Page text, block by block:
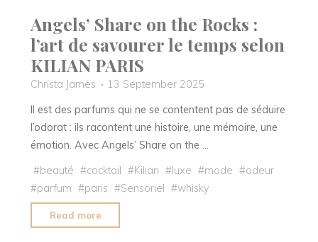
Angels’ Share on the Rocks :
l’art de savourer le temps selon
KILIAN PARIS
Christa James
13 September 2025
Il est des parfums qui ne se contentent pas de séduire
l’odorat : ils racontent une histoire, une mémoire, une
émotion. Avec Angels’ Share on the …
#beauté #cocktail #Kilian #luxe #mode #odeur
#parfum #paris #Sensoriel #whisky
Read more
Share